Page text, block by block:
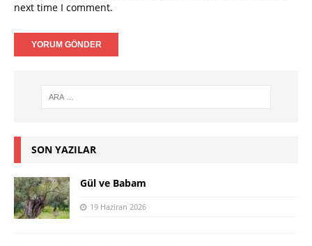
next time I comment.
SON YAZILAR
Gül ve Babam
19 Haziran 2026